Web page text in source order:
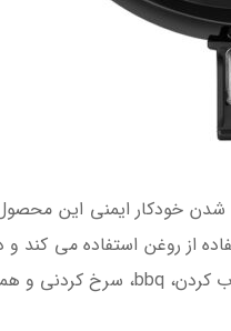
خاموش شدن خودکار ایمنی
از روغن استفاده می